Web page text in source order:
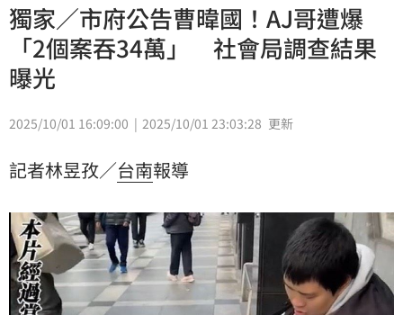
獨家／市府公告曹暐國！AJ哥遭爆
「2個案吞34萬」 社會局調查結果
曝光
2025/10/01 16:09:00 2025/10/01 23:03:28 更新
記者林昱孜／台南報導